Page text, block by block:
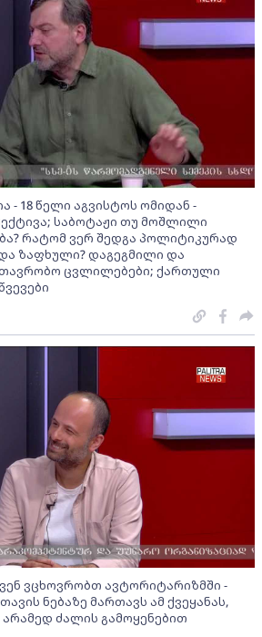
- 18 წელი აგვისტოს ომიდან -
საბოტაჟი თუ მოშლილი
რატომ ვერ შედგა პოლიტიკურად
ზაფხული? დაგეგმილი და
ცვლილებები; ქართული
ვცხოვრობთ ავტორიტარიზმში -
ნებაზე მართავს ამ ქვეყანას,
ძალის გამოყენებით